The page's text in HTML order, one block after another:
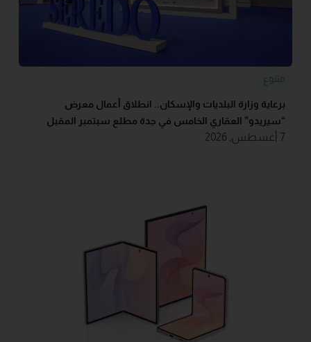
متنوع
برعاية وزارة البلديات والإسكان.. انطلاق أعمال معرض
“سيريدو” العقاري الخامس في جدة مطلع سبتمبر المقبل
7 أغسطس, 2026